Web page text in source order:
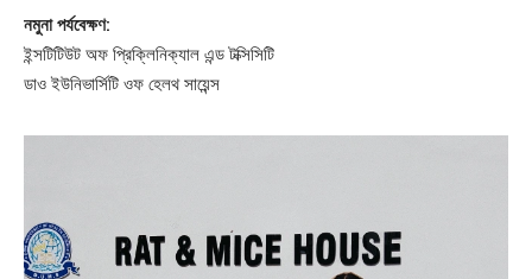
নমুনা পর্যবেক্ষণ:
ইন্সটিটিউট অফ প্রিক্লিনিক্যাল এন্ড টক্সিসিটি
ডাও ইউনিভার্সিটি ওফ হেলথ সায়েন্স